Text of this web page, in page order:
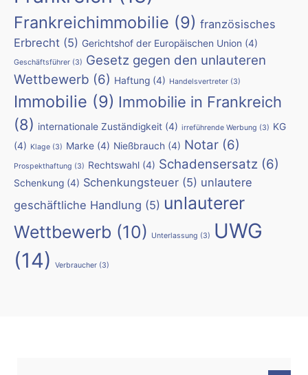
Frankreichimmobilie (9) französisches
Erbrecht (5) Gerichtshof der Europäischen Union (4)
Geschäftsführer (3) Gesetz gegen den unlauteren
Wettbewerb (6) Haftung (4) Handelsvertreter (3)
Immobilie (9) Immobilie in Frankreich
(8) internationale Zuständigkeit (4) irreführende Werbung (3) KG
(4) Klage (3) Marke (4) Nießbrauch (4) Notar (6)
Prospekthaftung (3) Rechtswahl (4) Schadensersatz (6)
Schenkung (4) Schenkungsteuer (5) unlautere
geschäftliche Handlung (5) unlauterer
Wettbewerb (10) Unterlassung (3)
UWG
(14)
Verbraucher (3)